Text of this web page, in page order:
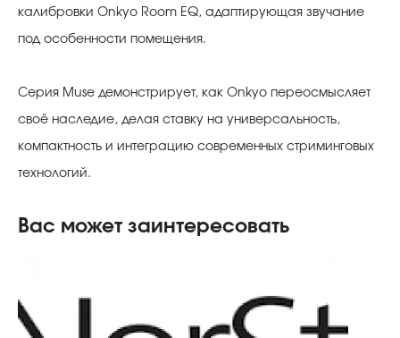
калибровки Onkyo Room EQ, адаптирующая звучание
под особенности помещения.
Серия Muse демонстрирует, как Onkyo переосмысляет
своё наследие, делая ставку на универсальность,
компактность и интеграцию современных стриминговых
технологий.
Вас может заинтересовать